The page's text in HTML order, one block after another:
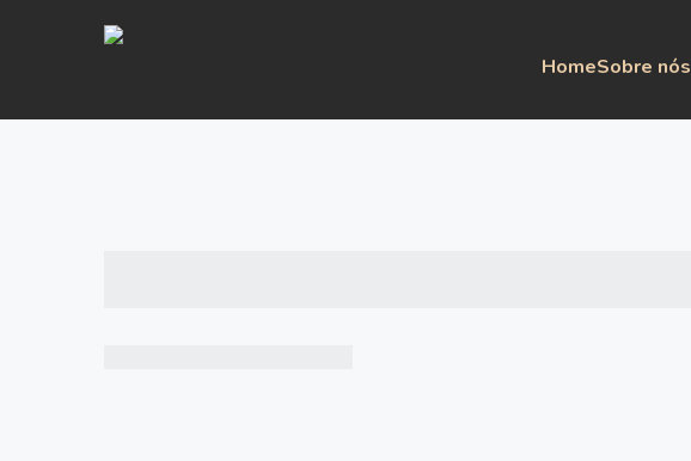
HomeSobre nós